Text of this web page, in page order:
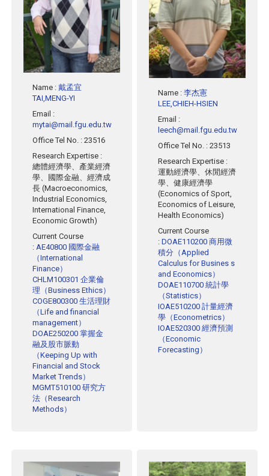
Name :戴孟宜
TAI,MENG-YI
Email :
mytai@mail.fgu.edu.tw
Office Tel No. : 23516
Research Expertise :
總體經濟學、產業經濟
學、國際金融、經濟成
長 (Macroeconomics,
Industrial Economics,
International Finance,
Economic Growth)
Current Course
: AE40800 國際金融
（International
Finance）
CHLM100301 企業倫
理（Business Ethics）
COGE800300 生活理財
（Life and financial
management）
DOAE250200 掌握金
融及股市脈動
（Keeping Up with
Financial and Stock
Market Trends）
MGMT510100 研究方
法（Research
Methods）
Name :李杰憲
LEE,CHIEH-HSIEN
Email :
leech@mail.fgu.edu.tw
Office Tel No. : 23513
Research Expertise :
運動經濟學、休閒經濟
學、健康經濟學
(Economics of Sport,
Economics of Leisure,
Health Economics)
Current Course
:DOAE110200 商用微
積分（Applied
Calculus for Busines s
and Economics）
DOAE110700 統計學
（Statistics）
IOAE510200 計量經濟
學（Econometrics）
IOAE520300 經濟預測
（Economic
Forecasting）